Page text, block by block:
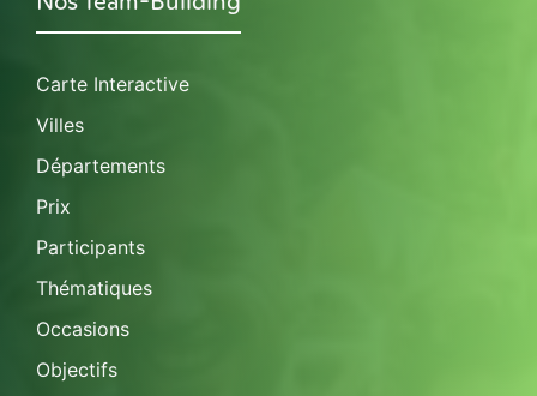
Carte Interactive
Villes
Départements
Prix
Participants
Thématiques
Occasions
Objectifs